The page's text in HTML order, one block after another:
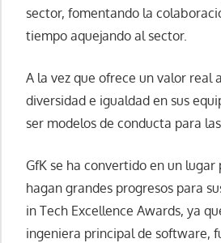
sector, fomentando la
tiempo aquejando al sector.
A la vez que ofrece un valor real
diversidad e igualdad en sus
ser modelos de conducta para
GfK se ha convertido en un
hagan grandes progresos para
in Tech Excellence Awards, ya
ingeniera principal de software,